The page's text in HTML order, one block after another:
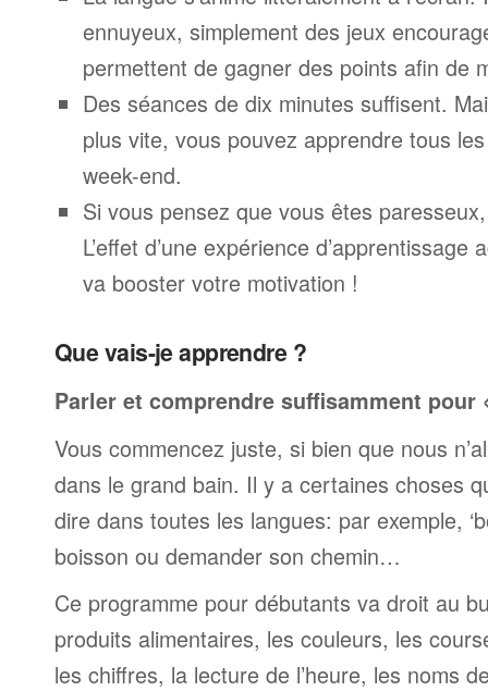
ennuyeux, simplement des jeux
permettent de gagner des points afin de
Des séances de dix minutes suffisent.
plus vite, vous pouvez apprendre tous
week-end.
Si vous pensez que vous êtes
L’effet d’une expérience
va booster votre motivation !
Que vais-je apprendre ?
Parler et comprendre suffisamment pour
Vous commencez juste, si bien que nous
dans le grand bain. Il y a certaines choses
dire dans toutes les langues: par exemple,
boisson ou demander son chemin…
Ce programme pour débutants va droit au
produits alimentaires, les couleurs, les
les chiffres, la lecture de l’heure, les noms